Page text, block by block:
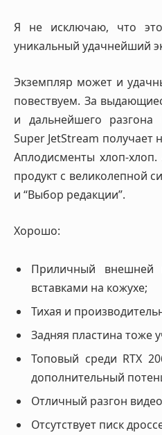
Я не исключаю, что
уникальный удачнейший
Экземпляр может и
повествуем. За
и дальнейшего разгона
Super JetStream получает
Аплодисменты хлоп-
продукт с великолепной
и “Выбор редакции”.
Хорошо:
Приличный внешней
вставками на кожухе;
Тихая и
Задняя пластина тоже
Топовый среди RTX
дополнительный
Отличный разгон
Отсутствует писк